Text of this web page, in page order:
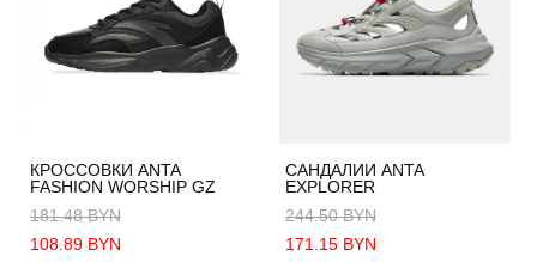
КРОССОВКИ ANTA
FASHION WORSHIP GZ
181.48 BYN
108.89 BYN
САНДАЛИИ ANTA
EXPLORER
244.50 BYN
171.15 BYN